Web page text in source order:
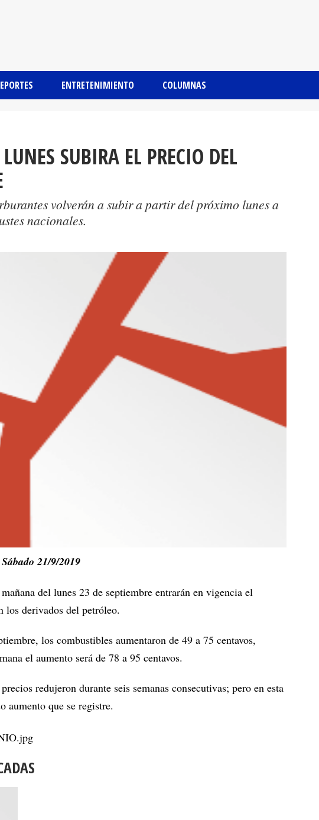
ENTRETENIMIENTO COLUMNAS
SUBIRA EL PRECIO DEL
volverán a subir a partir del próximo lunes a
nacionales.
21/9/2019
del lunes 23 de septiembre entrarán en vigencia el
los derivados del petróleo.
los combustibles aumentaron de 49 a 75 centavos,
el aumento será de 78 a 95 centavos.
redujeron durante seis semanas consecutivas; pero en esta
aumento que se registre.